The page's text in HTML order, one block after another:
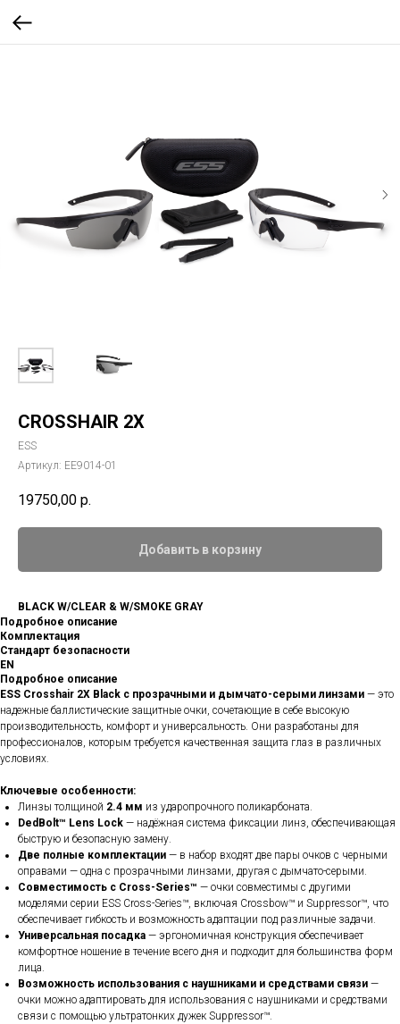
CROSSHAIR 2X
ESS
Артикул: EE9014-01
19750,00 р.
Добавить в корзину
BLACK W/CLEAR & W/SMOKE GRAY
Подробное описание
Комплектация
Стандарт безопасности
EN
Подробное описание
ESS Crosshair 2X Black с прозрачными и дымчато-серыми линзами — это
надежные баллистические защитные очки, сочетающие в себе высокую
производительность, комфорт и универсальность. Они разработаны для
профессионалов, которым требуется качественная защита глаз в различных
условиях.
Ключевые особенности:
Линзы толщиной 2.4 мм из ударопрочного поликарбоната.
DedBolt™ Lens Lock — надёжная система фиксации линз, обеспечивающая
быструю и безопасную замену.
Две полные комплектации — в набор входят две пары очков с черными
оправами — одна с прозрачными линзами, другая с дымчато-серыми.
Совместимость с Cross-Series™ — очки совместимы с другими
моделями серии ESS Cross-Series™, включая Crossbow™ и Suppressor™, что
обеспечивает гибкость и возможность адаптации под различные задачи.
Универсальная посадка — эргономичная конструкция обеспечивает
комфортное ношение в течение всего дня и подходит для большинства форм
лица.
Возможность использования с наушниками и средствами связи —
очки можно адаптировать для использования с наушниками и средствами
связи с помощью ультратонких дужек Suppressor™.